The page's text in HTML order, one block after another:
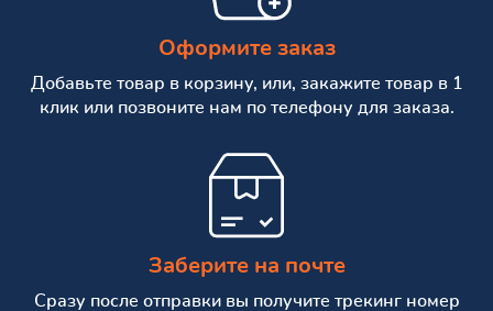
Оформите заказ
Добавьте товар в корзину, или, закажите товар в 1
клик или позвоните нам по телефону для заказа.
Заберите на почте
Сразу после отправки вы получите трекинг номер